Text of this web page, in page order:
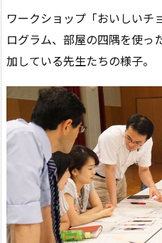
ワークショップ「おいしいチ
ログラム、部屋の四隅を使っ
加している先生たちの様子。